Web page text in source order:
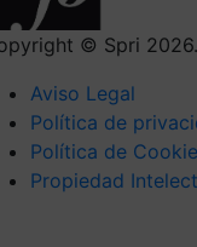
© Spri
Aviso Legal
Política de
Política de
Propiedad